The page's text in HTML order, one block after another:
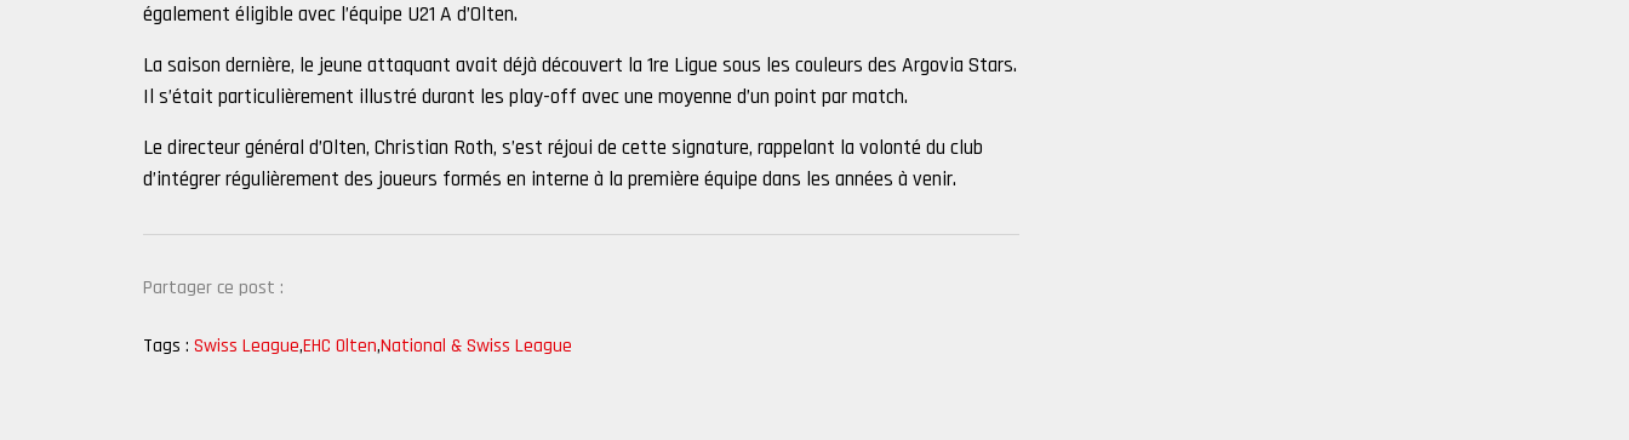
également éligible avec l’équipe U21 A d’Olten.
La saison dernière, le jeune attaquant avait déjà découvert la 1re Ligue sous les couleurs des Argovia Stars.
Il s’était particulièrement illustré durant les play-off avec une moyenne d’un point par match.
Le directeur général d’Olten, Christian Roth, s’est réjoui de cette signature, rappelant la volonté du club
d’intégrer régulièrement des joueurs formés en interne à la première équipe dans les années à venir.
Partager ce post :
Tags : Swiss League,EHC Olten,National & Swiss League